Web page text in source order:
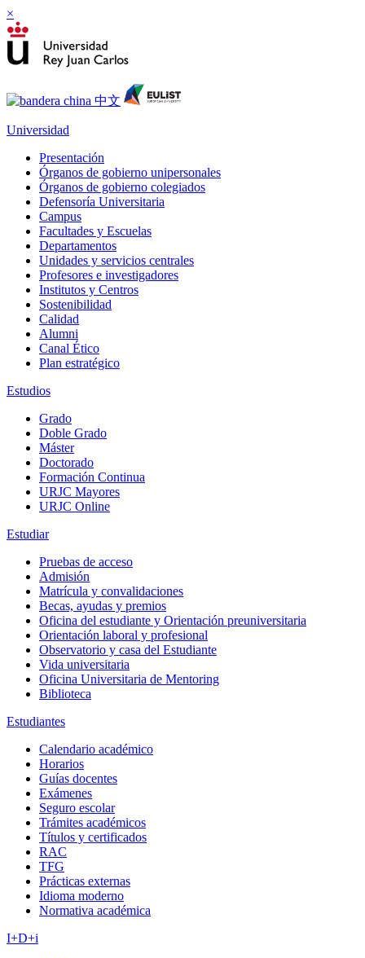
×
Universidad
Presentación
Órganos de gobierno unipersonales
Órganos de gobierno colegiados
Defensoría Universitaria
Campus
Facultades y Escuelas
Departamentos
Unidades y servicios centrales
Profesores e investigadores
Institutos y Centros
Sostenibilidad
Calidad
Alumni
Canal Ético
Plan estratégico
Estudios
Grado
Doble Grado
Máster
Doctorado
Formación Continua
URJC Mayores
URJC Online
Estudiar
Pruebas de acceso
Admisión
Matrícula y convalidaciones
Becas, ayudas y premios
Oficina del estudiante y Orientación preuniversitaria
Orientación laboral y profesional
Observatorio y casa del Estudiante
Vida universitaria
Oficina Universitaria de Mentoring
Biblioteca
Estudiantes
Calendario académico
Horarios
Guías docentes
Exámenes
Seguro escolar
Trámites académicos
Títulos y certificados
RAC
TFG
Prácticas externas
Idioma moderno
Normativa académica
I+D+i